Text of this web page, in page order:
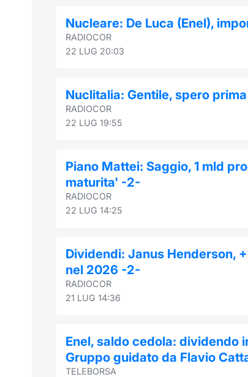
Nucleare: De Luca (Enel),
RADIOCOR
22 LUG 20:03
Nuclitalia: Gentile, spero
RADIOCOR
22 LUG 19:55
Piano Mattei: Saggio, 1 mld
maturita' -2-
RADIOCOR
22 LUG 14:25
Dividendi: Janus Henderson,
nel 2026 -2-
RADIOCOR
21 LUG 14:36
Enel, saldo cedola: dividendo
Gruppo guidato da Flavio
TELEBORSA